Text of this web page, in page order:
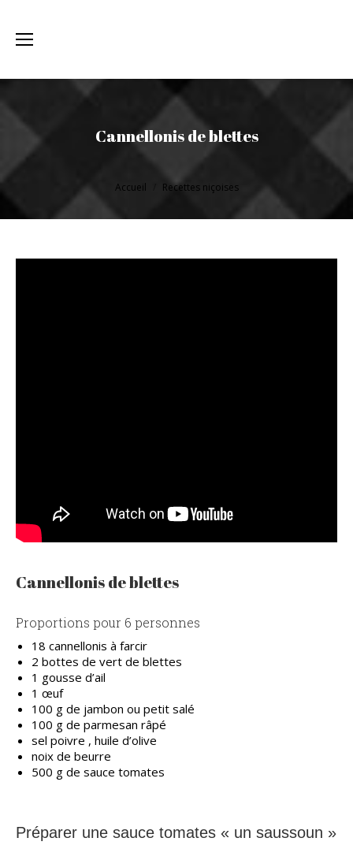
Cannellonis de blettes
Vous êtes ici : Accueil Recettes niçoises
Cannellonis de blettes
Proportions pour 6 personnes
18 cannellonis à farcir
2 bottes de vert de blettes
1 gousse d’ail
1 œuf
100 g de jambon ou petit salé
100 g de parmesan râpé
sel poivre , huile d’olive
noix de beurre
500 g de sauce tomates
Préparer une sauce tomates « un saussoun »